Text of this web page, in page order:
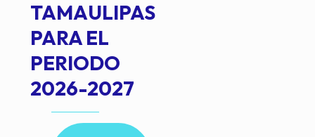
TAMAULIPAS
PARA EL
PERIODO
2026-2027